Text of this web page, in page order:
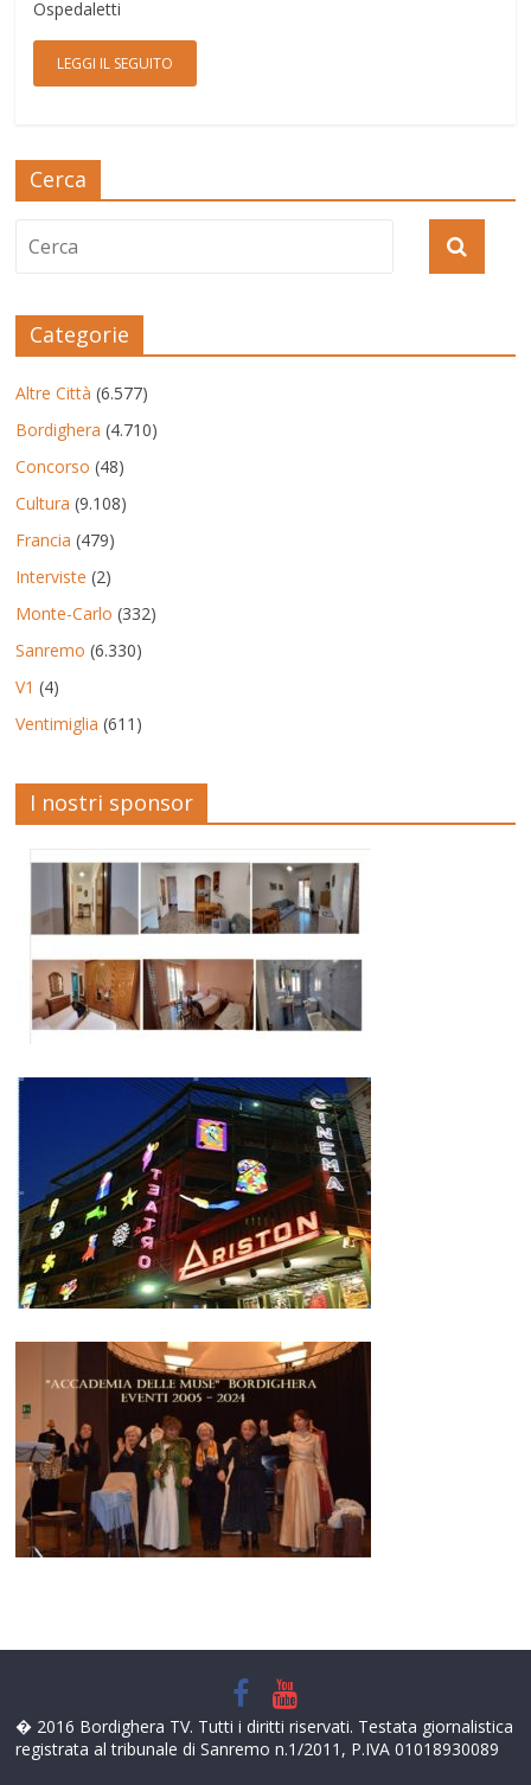
Ospedaletti
LEGGI IL SEGUITO
Cerca
Categorie
Altre Città (6.577)
Bordighera (4.710)
Concorso (48)
Cultura (9.108)
Francia (479)
Interviste (2)
Monte-Carlo (332)
Sanremo (6.330)
V1 (4)
Ventimiglia (611)
I nostri sponsor
� 2016 Bordighera TV. Tutti i diritti riservati. Testata giornalistica
registrata al tribunale di Sanremo n.1/2011, P.IVA 01018930089